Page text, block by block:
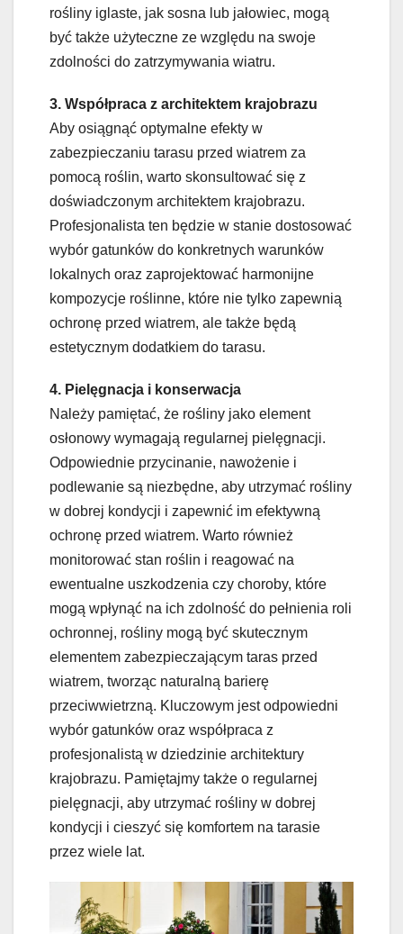
rośliny iglaste, jak sosna lub jałowiec, mogą
być także użyteczne ze względu na swoje
zdolności do zatrzymywania wiatru.
3. Współpraca z architektem krajobrazu
Aby osiągnąć optymalne efekty w
zabezpieczaniu tarasu przed wiatrem za
pomocą roślin, warto skonsultować się z
doświadczonym architektem krajobrazu.
Profesjonalista ten będzie w stanie dostosować
wybór gatunków do konkretnych warunków
lokalnych oraz zaprojektować harmonijne
kompozycje roślinne, które nie tylko zapewnią
ochronę przed wiatrem, ale także będą
estetycznym dodatkiem do tarasu.
4. Pielęgnacja i konserwacja
Należy pamiętać, że rośliny jako element
osłonowy wymagają regularnej pielęgnacji.
Odpowiednie przycinanie, nawożenie i
podlewanie są niezbędne, aby utrzymać rośliny
w dobrej kondycji i zapewnić im efektywną
ochronę przed wiatrem. Warto również
monitorować stan roślin i reagować na
ewentualne uszkodzenia czy choroby, które
mogą wpłynąć na ich zdolność do pełnienia roli
ochronnej, rośliny mogą być skutecznym
elementem zabezpieczającym taras przed
wiatrem, tworząc naturalną barierę
przeciwwietrzną. Kluczowym jest odpowiedni
wybór gatunków oraz współpraca z
profesjonalistą w dziedzinie architektury
krajobrazu. Pamiętajmy także o regularnej
pielęgnacji, aby utrzymać rośliny w dobrej
kondycji i cieszyć się komfortem na tarasie
przez wiele lat.